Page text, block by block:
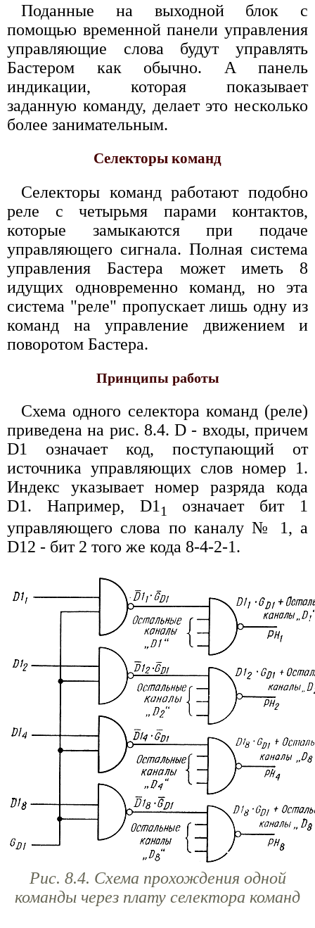
Поданные на выходной блок с
помощью временной панели управления
управляющие слова будут управлять
Бастером как обычно. А панель
индикации, которая показывает
заданную команду, делает это несколько
более занимательным.
Селекторы команд
Селекторы команд работают подобно
реле с четырьмя парами контактов,
которые замыкаются при подаче
управляющего сигнала. Полная система
управления Бастера может иметь 8
идущих одновременно команд, но эта
система "реле" пропускает лишь одну из
команд на управление движением и
поворотом Бастера.
Принципы работы
Схема одного селектора команд (реле)
приведена на рис. 8.4. D - входы, причем
D1 означает код, поступающий от
источника управляющих слов номер 1.
Индекс указывает номер разряда кода
D1. Например, D1 1
означает бит 1
управляющего слова по каналу № 1, a
D12 - бит 2 того же кода 8-4-2-1.
Рис. 8.4. Схема прохождения одной
команды через плату селектора команд